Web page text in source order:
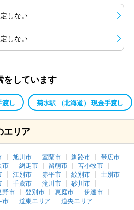
しない
しない
をしています
渡し 菊水駅 （北海道） 現金手渡し
エリア
旭川市 室蘭市 釧路市
帯広市
市 網走市 留萌市
苫小牧市
江別市 赤平市 紋別市
士別市
千歳市 滝川市
砂川市
野市 登別市 恵庭市
伊達市
市 道東エリア
道央エリア